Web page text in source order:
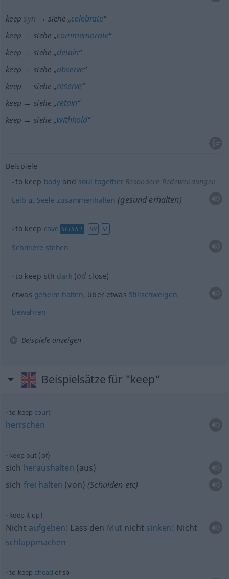
keep syn → siehe „celebrate“
keep → siehe „commemorate“
keep → siehe „detain“
keep → siehe „observe“
keep → siehe „reserve“
keep → siehe „retain“
keep → siehe „withhold“
Beispiele
to keep body and soul together Besondere Redewendungen
Leib u. Seele zusammenhalten (gesund erhalten)
to keep cave SCHULE BR SL
Schmiere stehen
to keep sth dark(od close)
etwas geheim halten, überetwas Stillschweigen
bewahren
Beispiele anzeigen
Beispielsätze für "keep"
to keep court
herrschen
keep out (of)
sich heraushalten (aus)
sich frei halten (von) (Schulden etc)
keep it up!
Nicht aufgeben! Lass den Mut nicht sinken! Nicht
schlappmachen
to keep ahead ofsb